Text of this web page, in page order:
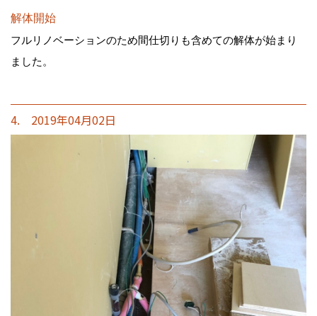
解体開始
フルリノベーションのため間仕切りも含めての解体が始まり
ました。
4. 2019年04月02日